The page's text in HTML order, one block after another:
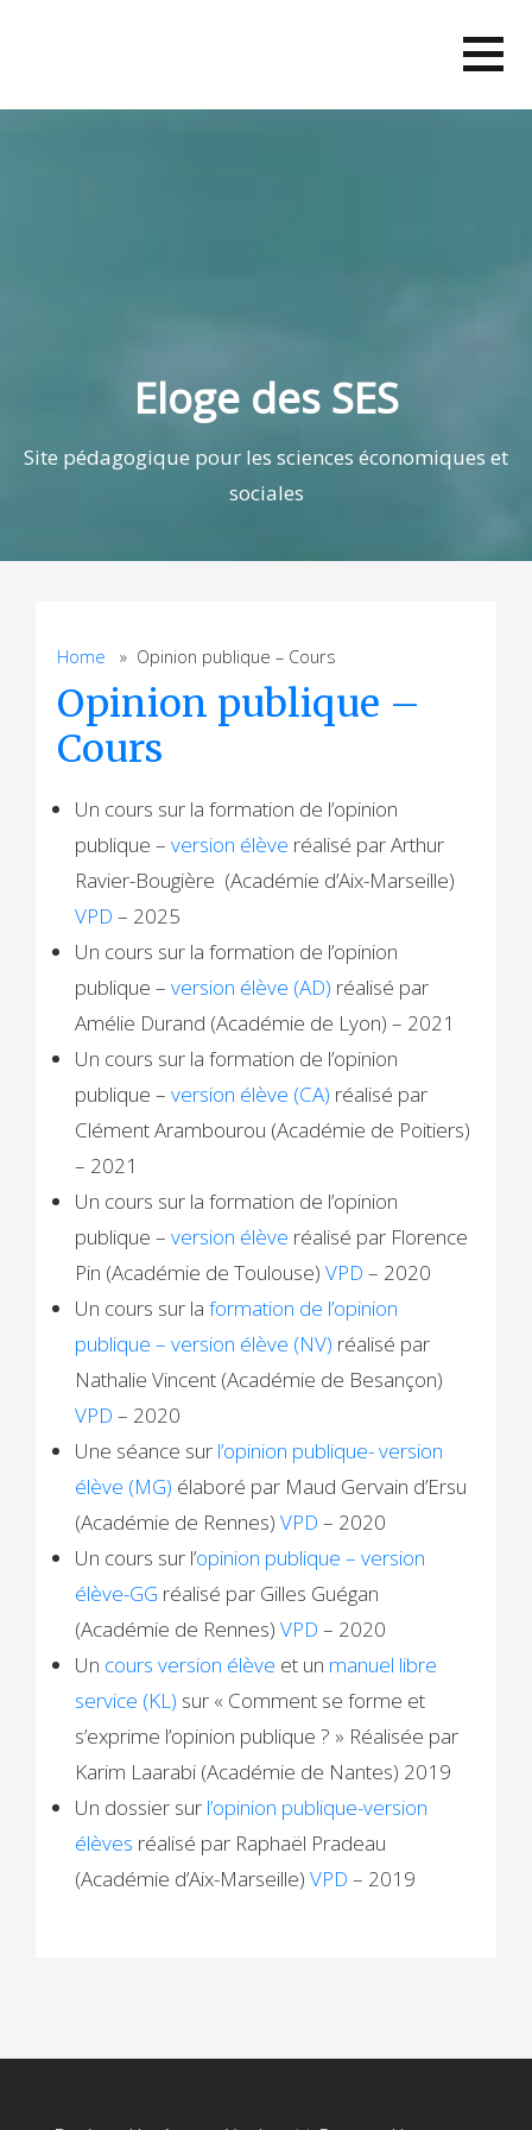
Eloge des SES
Site pédagogique pour les sciences économiques et
sociales
Home » Opinion publique – Cours
Opinion publique –
Cours
Un cours sur la formation de l’opinion
publique –version élève réalisé par Arthur
Ravier-Bougière (Académie d’Aix-Marseille)
VPD – 2025
Un cours sur la formation de l’opinion
publique –version élève (AD) réalisé par
Amélie Durand (Académie de Lyon) – 2021
Un cours sur la formation de l’opinion
publique –version élève (CA) réalisé par
Clément Arambourou (Académie de Poitiers)
– 2021
Un cours sur la formation de l’opinion
publique –version élève réalisé par Florence
Pin (Académie de Toulouse)VPD – 2020
Un cours sur laformation de l’opinion
publique – version élève (NV) réalisé par
Nathalie Vincent (Académie de Besançon)
VPD – 2020
Une séance sur l’opinion publique- version
élève (MG) élaboré par Maud Gervain d’Ersu
(Académie de Rennes)VPD – 2020
Un cours sur l’opinion publique – version
élève-GG réalisé par Gilles Guégan
(Académie de Rennes)VPD – 2020
Un cours version élève et un manuel libre
service (KL) sur « Comment se forme et
s’exprime l’opinion publique ? » Réalisée par
Karim Laarabi (Académie de Nantes) 2019
Un dossier sur l’opinion publique-version
élèves réalisé par Raphaël Pradeau
(Académie d’Aix-Marseille)VPD – 2019